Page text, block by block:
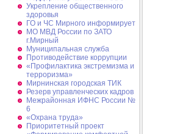
Укрепление общественного
здоровья
ГО и ЧС Мирного информирует
МО МВД России по ЗАТО
г.Мирный
Муниципальная cлужба
Противодействие коррупции
«Профилактика экстремизма и
терроризма»
Мирнинская городская ТИК
Резерв управленческих кадров
Межрайонная ИФНС России №
6
«Охрана труда»
Приоритетный проект